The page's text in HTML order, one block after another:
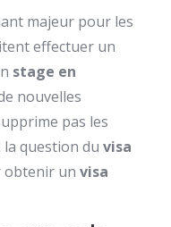
majeur pour les
effectuer un
stage en
nouvelles
pas les
la question du visa
obtenir un visa